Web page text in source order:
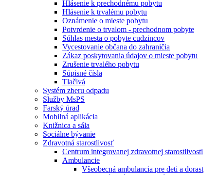
Hlásenie k prechodnému pobytu
Hlásenie k trvalému pobytu
Oznámenie o mieste pobytu
Potvrdenie o trvalom - prechodnom pobyte
Súhlas mesta o pobyte cudzincov
Vycestovanie občana do zahraničia
Zákaz poskytovania údajov o mieste pobytu
Zrušenie trvalého pobytu
Súpisné čísla
Tlačivá
Systém zberu odpadu
Služby MsPS
Farský úrad
Mobilná aplikácia
Knižnica a sála
Sociálne bývanie
Zdravotná starostlivosť
Centrum integrovanej zdravotnej starostlivosti
Ambulancie
Všeobecná ambulancia pre deti a dorast